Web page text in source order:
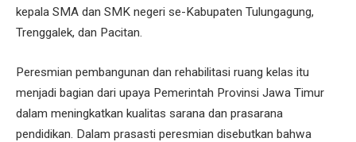
kepala SMA dan SMK negeri se-Kabupaten Tulungagung,
Trenggalek, dan Pacitan.
Peresmian pembangunan dan rehabilitasi ruang kelas itu
menjadi bagian dari upaya Pemerintah Provinsi Jawa Timur
dalam meningkatkan kualitas sarana dan prasarana
pendidikan. Dalam prasasti peresmian disebutkan bahwa